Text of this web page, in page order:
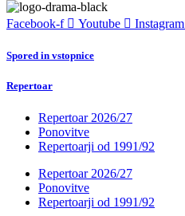
Facebook-f Youtube Instagram
Spored in vstopnice
Repertoar
Repertoar 2026/27
Ponovitve
Repertoarji od 1991/92
Repertoar 2026/27
Ponovitve
Repertoarji od 1991/92